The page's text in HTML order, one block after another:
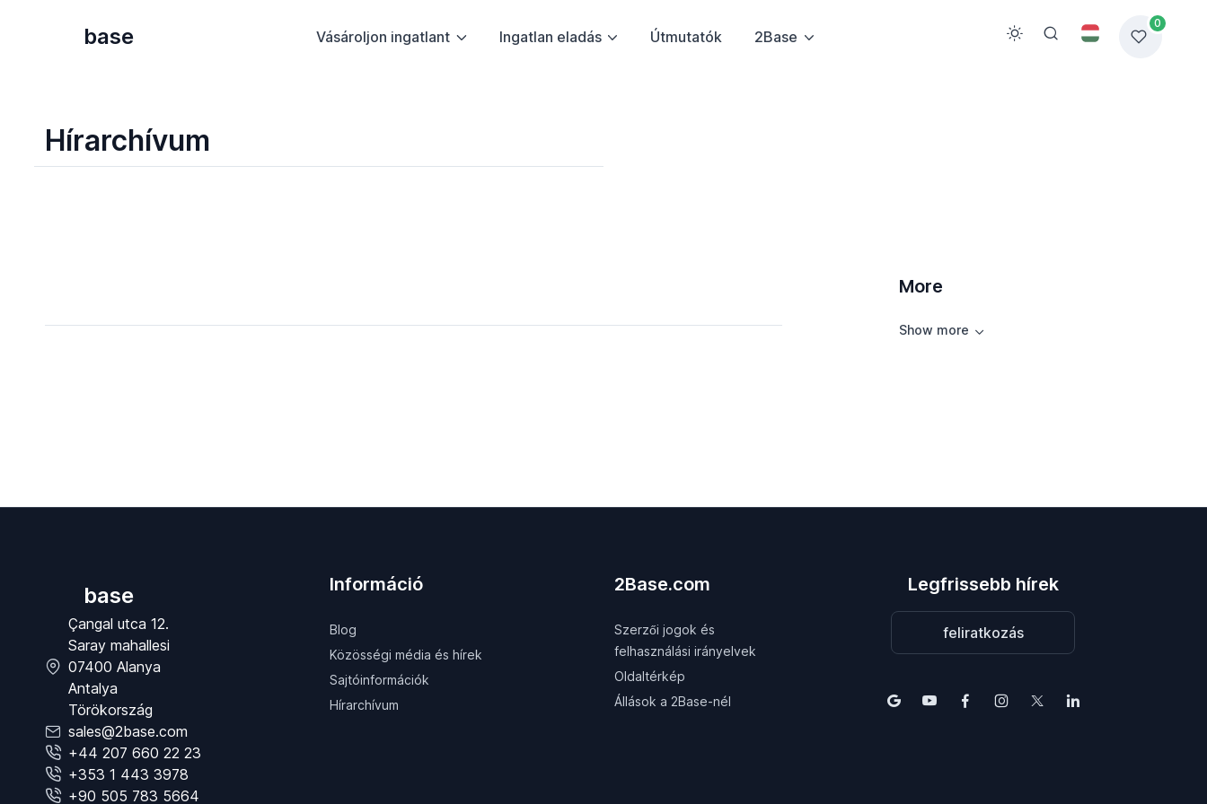
base Vásároljon ingatlant Ingatlan eladás Útmutatók 2Base
0
Hírarchívum
More
base
Çangal utca 12.
Saray mahallesi
07400 Alanya
Antalya
Törökország
sales@2base.com
+44 207 660 22 23
+353 1 443 3978
+90 505 783 5664
Információ
Blog
Közösségi média és hírek
Sajtóinformációk
Hírarchívum
2Base.com
Szerzői jogok és
felhasználási irányelvek
Oldaltérkép
Állások a 2Base-nél
Legfrissebb hírek
feliratkozás